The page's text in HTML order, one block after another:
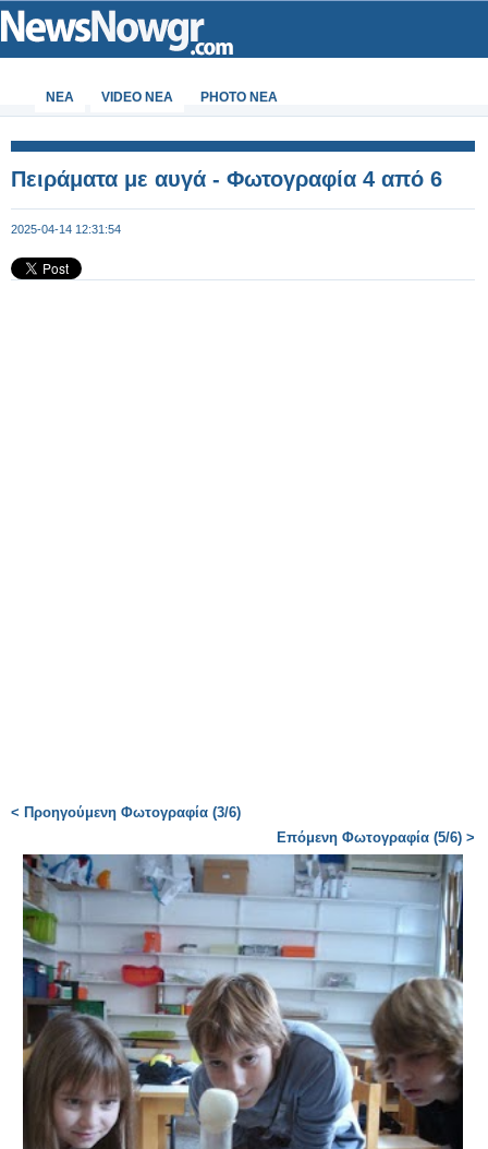
ΝΕΑ VIDEO NEA PHOTO NEA
Πειράματα με αυγά - Φωτογραφία 4 από 6
2025-04-14 12:31:54
< Προηγούμενη Φωτογραφία (3/6)
Επόμενη Φωτογραφία (5/6) >